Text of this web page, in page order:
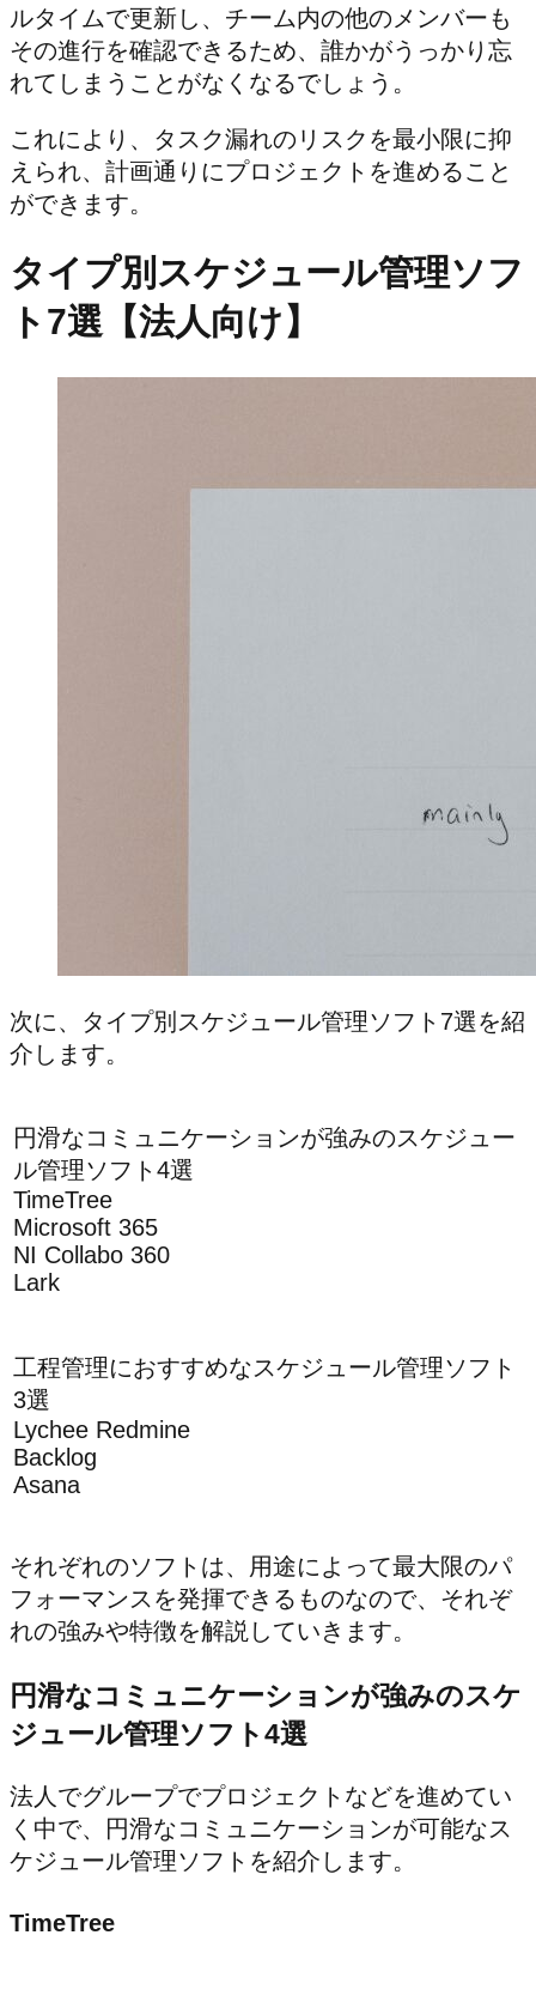
ルタイムで更新し、チーム内の他のメンバーも
その進行を確認できるため、誰かがうっかり忘
れてしまうことがなくなるでしょう。
これにより、タスク漏れのリスクを最小限に抑
えられ、計画通りにプロジェクトを進めること
ができます。
タイプ別スケジュール管理ソフ
ト7選【法人向け】
次に、タイプ別スケジュール管理ソフト7選を紹
介します。
円滑なコミュニケーションが強みのスケジュー
ル管理ソフト4選
TimeTree
Microsoft 365
NI Collabo 360
Lark
工程管理におすすめなスケジュール管理ソフト
3選
Lychee Redmine
Backlog
Asana
それぞれのソフトは、用途によって最大限のパ
フォーマンスを発揮できるものなので、それぞ
れの強みや特徴を解説していきます。
円滑なコミュニケーションが強みのスケ
ジュール管理ソフト4選
法人でグループでプロジェクトなどを進めてい
く中で、円滑なコミュニケーションが可能なス
ケジュール管理ソフトを紹介します。
TimeTree